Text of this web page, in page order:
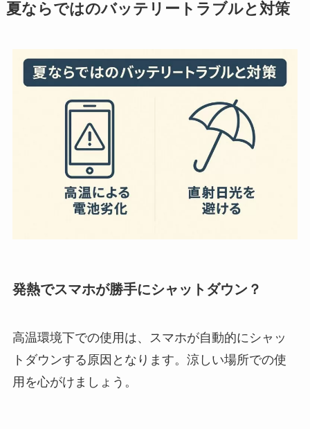
夏ならではのバッテリートラブルと対策
発熱でスマホが勝手にシャットダウン？
高温環境下での使用は、スマホが自動的にシャッ
トダウンする原因となります。涼しい場所での使
用を心がけましょう。